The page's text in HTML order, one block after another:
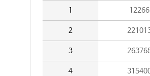
1 12266
2
3
4